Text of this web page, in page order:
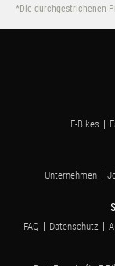
*Die durchgestrichenen
E-Bikes
Unternehmen
FAQ Datenschutz